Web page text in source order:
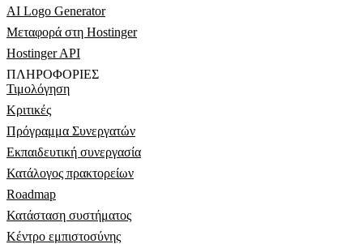
AI Logo Generator
Μεταφορά στη Hostinger
Hostinger API
ΠΛΗΡΟΦΟΡΊΕΣ
Τιμολόγηση
Κριτικές
Πρόγραμμα Συνεργατών
Εκπαιδευτική συνεργασία
Κατάλογος πρακτορείων
Roadmap
Κατάσταση συστήματος
Κέντρο εμπιστοσύνης